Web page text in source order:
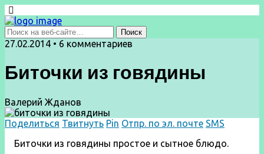
27.02.2014 • 6 комментариев
Биточки из говядины
Валерий Жданов
Поделиться Твитнуть Pin Отпр. по эл. почте SMS
Биточки из говядины простое и сытное блюдо.